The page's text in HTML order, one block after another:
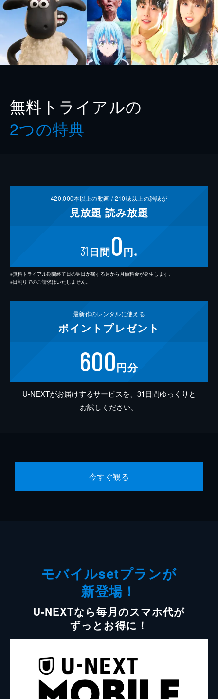
無料トライアルの
2つの特典
420,000本以上の動画 /210誌以上の雑誌が
見放題 読み放題
31 日間0円 ※
※無料トライアル期間終了日の翌日が属する月から月額料金が発生します。
※日割りでのご請求はいたしません。
最新作のレンタルに使える
ポイント プレゼント
600円分
U-NEXTがお届けするサービスを、31日間ゆっくりと
お試しください。
今すぐ観る
モバイルsetプランが
新登場！
U-NEXTなら毎月のスマホ代が
ずっとお得に！